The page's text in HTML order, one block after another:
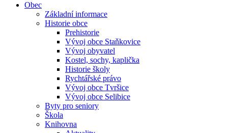
Obec
Základní informace
Historie obce
Prehistorie
Vývoj obce Staňkovice
Vývoj obyvatel
Kostel, sochy, kaplička
Historie školy
Rychtářské právo
Vývoj obce Tvršice
Vývoj obce Selibice
Byty pro seniory
Škola
Knihovna